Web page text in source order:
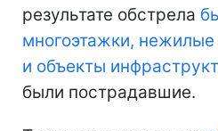
результате обстрела
многоэтажки, нежилые
и объекты
были пострадавшие.